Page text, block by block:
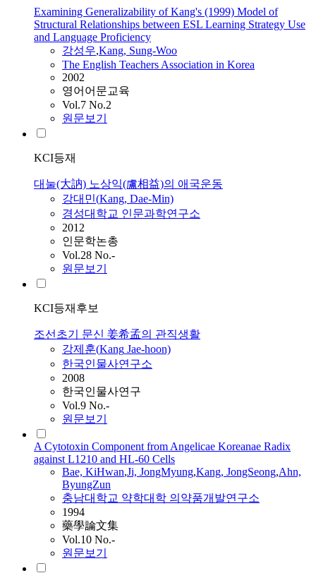
Examining Generalizability of Kang's (1999) Model of
Structural Relationships between ESL Learning Strategy Use
and Language Proficiency
강성우,Kang, Sung-Woo
The English Teachers Association in Korea
2002
영어어문교육
Vol.7 No.2
원문보기
KCI등재
대눌(大訥) 노상익(盧相益)의 애국운동
강대민(Kang, Dae-Min)
경성대학교 인문과학연구소
2012
인문학논총
Vol.28 No.-
원문보기
KCI등재후보
조선초기 문신 姜希孟의 관직생활
강제훈(Kang Jae-hoon)
한국인물사연구소
2008
한국인물사연구
Vol.9 No.-
원문보기
A Cytotoxin Component from Angelicae Koreanae Radix
against L1210 and HL-60 Cells
Bae, KiHwan,Ji, JongMyung,Kang, JongSeong,Ahn,
ByungZun
충남대학교 약학대학 의약품개발연구소
1994
藥學論文集
Vol.10 No.-
원문보기